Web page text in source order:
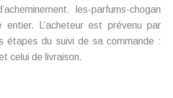
les-parfums-chogan
entier. L’acheteur est prévenu par
étapes du suivi de sa commande :
celui de livraison.